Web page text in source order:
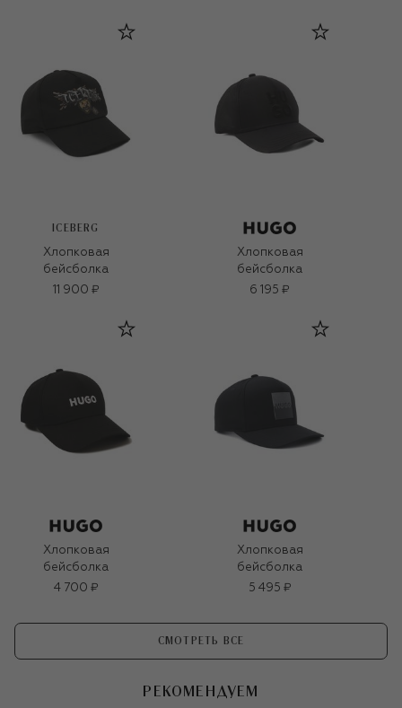
ICEBERG
Хлопковая
бейсболка
11 900 ₽
Хлопковая
бейсболка
6 195 ₽
Хлопковая
бейсболка
4 700 ₽
Хлопковая
бейсболка
5 495 ₽
СМОТРЕТЬ ВСЕ
РЕКОМЕНДУЕМ